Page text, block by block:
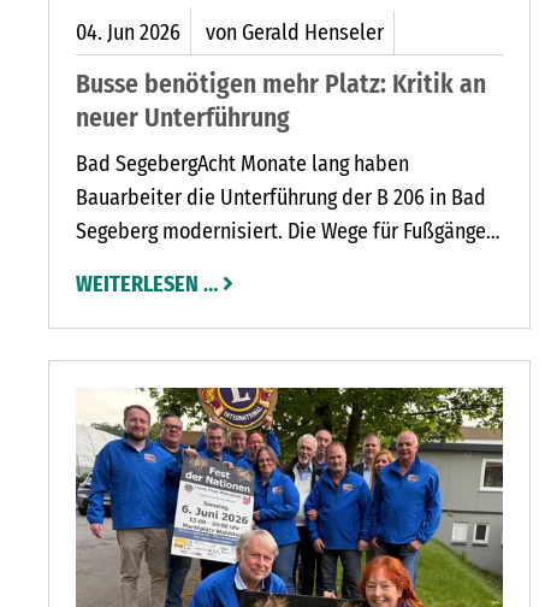
04. Jun2026 von Gerald Henseler
Busse benötigen mehr Platz: Kritik an
neuer Unterführung
Bad SegebergAcht Monate lang haben
Bauarbeiter die Unterführung der B 206 in Bad
Segeberg modernisiert. Die Wege für Fußgänger
Radfahrer im Rampenbereich entschärft und ein
neues Beleuchtungskonzept sorgt für mehr
Sicherheit und Aufenthaltsqualität bei
Dunkelheit. Zudem entstanden neue
Sitzgelegenheiten mit Pflanzbeeten.
WEITERLESEN …
RATHAUS-EMPFANG DES KARL-MAY-ENSEMBLES 2026